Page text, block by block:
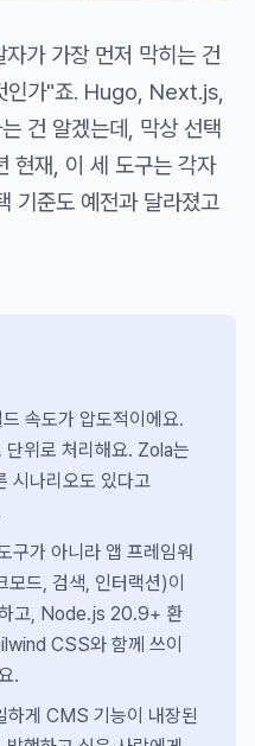
가 가장 먼저 막히는 건
인가"죠. Hugo, Next.js,
건 알겠는데, 막상 선택
현재, 이 세 도구는 각자
기준도 예전과 달라졌고
속도가 압도적이에요.
단위로 처리해요. Zola는
시나리오도 있다고
구가 아니라 앱 프레임워
드, 검색, 인터랙션)이
고, Node.js 20.9+ 환
CSS와 함께 쓰이
.
게 CMS 기능이 내장된